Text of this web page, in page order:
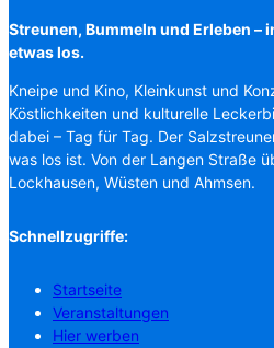
Streunen, Bummeln und Erleben –
etwas los.
Kneipe und Kino, Kleinkunst und
Köstlichkeiten und kulturelle
dabei – Tag für Tag. Der
was los ist. Von der Langen Straße
Lockhausen, Wüsten und Ahmsen.
Schnellzugriffe:
Startseite
Veranstaltungen
Hier werben